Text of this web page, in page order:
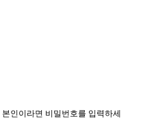
인이라면 비밀번호를 입력하세